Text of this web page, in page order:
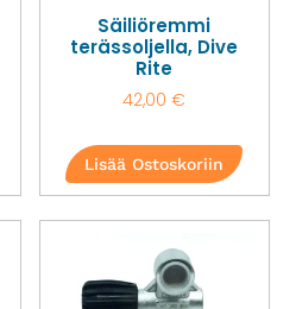
Säiliöremmi
terässoljella, Dive
Rite
42,00€
Lisää Ostoskoriin